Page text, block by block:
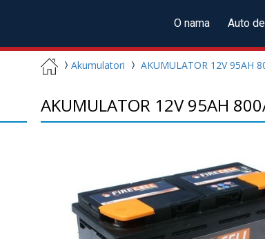
O nama Auto
Akumulatori AKUMULATOR 12V 95AH
AKUMULATOR 12V 95AH